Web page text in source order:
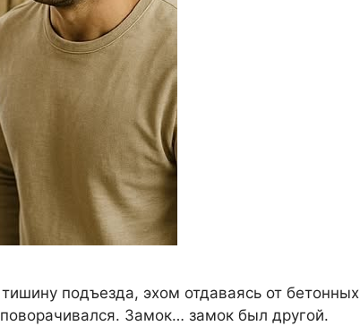
подъезда, эхом отдаваясь от бетонных
Замок… замок был другой.